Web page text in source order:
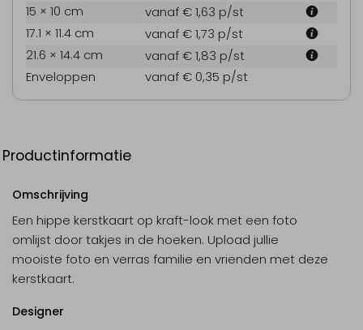
15 × 10 cm
vanaf € 1,63 p/st
17.1 × 11.4 cm
vanaf € 1,73 p/st
21.6 × 14.4 cm
vanaf € 1,83 p/st
Enveloppen
vanaf € 0,35 p/st
Productinformatie
Omschrijving
Een hippe kerstkaart op kraft-look met een foto
omlijst door takjes in de hoeken. Upload jullie
mooiste foto en verras familie en vrienden met deze
kerstkaart.
Designer